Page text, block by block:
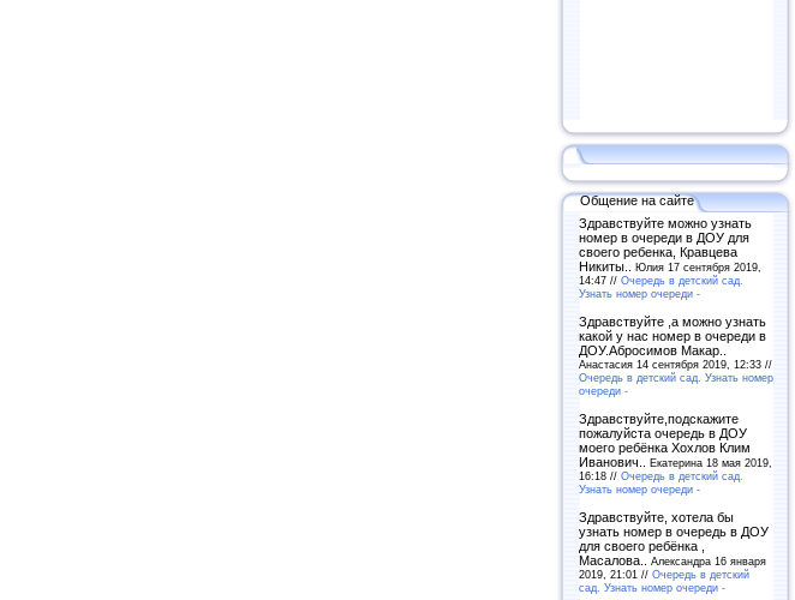
Общение на сайте
Здравствуйте можно узнать
номер в очереди в ДОУ для
своего ребенка, Кравцева
Никиты.. Юлия 17 сентября 2019,
14:47 // Очередь в детский сад.
Узнать номер очереди -
Здравствуйте ,а можно узнать
какой у нас номер в очереди в
ДОУ.Абросимов Макар..
Анастасия 14 сентября 2019, 12:33 //
Очередь в детский сад. Узнать номер
очереди -
Здравствуйте,подскажите
пожалуйста очередь в ДОУ
моего ребёнка Хохлов Клим
Иванович.. Екатерина 18 мая 2019,
16:18 // Очередь в детский сад.
Узнать номер очереди -
Здравствуйте, хотела бы
узнать номер в очередь в ДОУ
для своего ребёнка ,
Масалова.. Александра 16 января
2019, 21:01 // Очередь в детский
сад. Узнать номер очереди -